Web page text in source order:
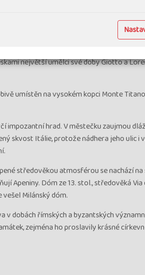
starého centra zpřítomňující
největší umělci své doby Giotto a
umístěn na vysokém kopci Monte
impozantní hrad. V městečku zaujmou
skvost Itálie, protože nádhera jeho ulic i
středověkou atmosférou se nachází
Apeniny. Dóm ze 13. stol., středověká Via
vešel Milánský dóm.
v dobách římských a byzantských
zejména ho proslavily krásné